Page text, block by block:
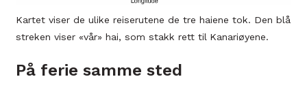
Kartet viser de ulike reiserutene de tre haiene tok. Den blå
streken viser «vår» hai, som stakk rett til Kanariøyene.
På ferie samme sted